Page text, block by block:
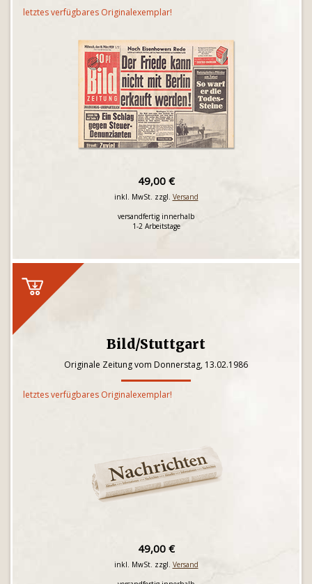
letztes verfügbares Originalexemplar!
49,00 €
inkl. MwSt. zzgl. Versand
versandfertig innerhalb
1-2 Arbeitstage
Bild/Stuttgart
Originale Zeitung vom Donnerstag, 13.02.1986
letztes verfügbares Originalexemplar!
49,00 €
inkl. MwSt. zzgl. Versand